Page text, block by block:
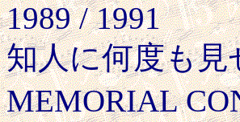
1989 / 1991
知人に何度も見
MEMORIAL